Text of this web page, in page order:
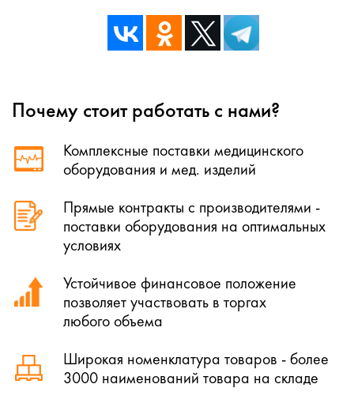
Почему стоит работать с нами?
Комплексные поставки медицинского
оборудования и мед. изделий
Прямые контракты с производителями -
поставки оборудования на оптимальных
условиях
Устойчивое финансовое положение
позволяет участвовать в торгах
любого объема
Широкая номенклатура товаров - более
3000 наименований товара на складе